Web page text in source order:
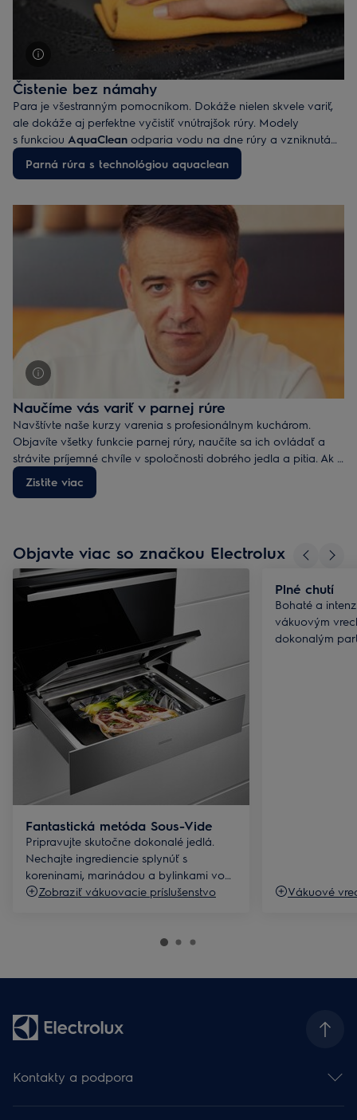
Čistenie bez námahy
Para je všestranným pomocníkom. Dokáže nielen skvele variť,
ale dokáže aj perfektne vyčistiť vnútrajšok rúry. Modely
s funkciou AquaClean odparia vodu na dne rúry a vzniknutá
para uvoľní inak odolnú mastnotu a zvyšky jedál na povrchu,
ktoré potom stačí jednoducho zotrieť vlhkou utierkou.
Parná rúra s technológiou aquaclean
Naučíme vás variť v parnej rúre
Navštívte naše kurzy varenia s profesionálnym kuchárom.
Objavíte všetky funkcie parnej rúry, naučíte sa ich ovládať a
strávite príjemné chvíle v spoločnosti dobrého jedla a pitia. Ak si
potom do 3 mesiacov parnú rúru Electrolux kúpite, vrátime vám
kurzovné. Alebo využite ponuku a získajte k nákupu parnej rúry
Zistite viac
Objavte viac so značkou Electrolux
Fantastická metóda Sous-Vide
Pripravujte skutočne dokonalé jedlá.
Nechajte ingrediencie splynúť s
koreninami, marinádou a bylinkami vo
vákuovom vrecku.
Zobraziť vákuovacie príslušenstvo
Plné chutí
Bohaté a
vákuovým
dokonalým
Vákuové
Kontakty a podpora